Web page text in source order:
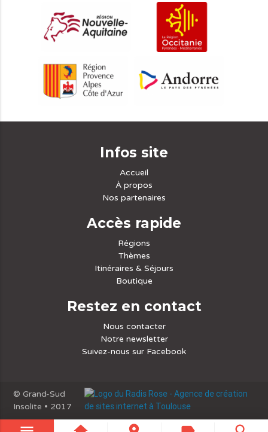
Infos site
Accueil
À propos
Nos partenaires
Accès rapide
Régions
Thèmes
Itinéraires & Séjours
Boutique
Restez en contact
Nous contacter
Notre newsletter
Suivez-nous sur Facebook
© Grand-Sud
Insolite • 2017